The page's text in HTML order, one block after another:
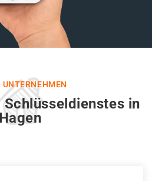
UNTERNEHMEN
in
Hagen